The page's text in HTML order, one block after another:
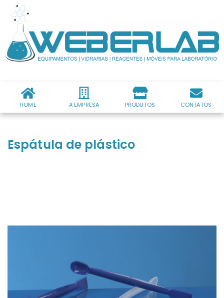
HOME A EMPRESA PRODUTOS CONTATOS
Espátula de plástico